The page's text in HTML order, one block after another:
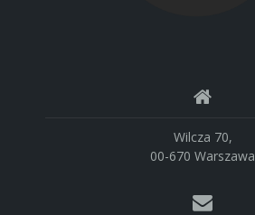
Wilcza 70,
00-670 Warszawa